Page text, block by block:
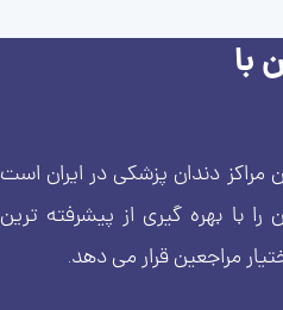
با
دندان پزشکی در ایران است
بهره گیری از پیشرفته ترین
مراجعین قرار می دهد.